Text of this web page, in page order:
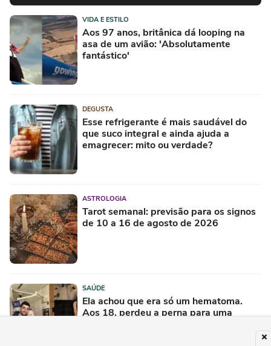
VIDA E ESTILO
Aos 97 anos, britânica dá looping na
asa de um avião: 'Absolutamente
fantástico'
DEGUSTA
Esse refrigerante é mais saudável do
que suco integral e ainda ajuda a
emagrecer: mito ou verdade?
ASTROLOGIA
Tarot semanal: previsão para os signos
de 10 a 16 de agosto de 2026
SAÚDE
Ela achou que era só um hematoma.
Aos 18, perdeu a perna para uma